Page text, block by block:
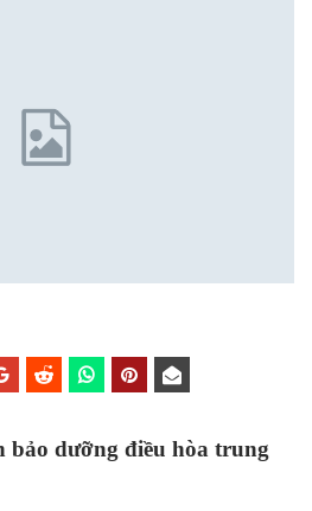
bảo dưỡng điều hòa trung